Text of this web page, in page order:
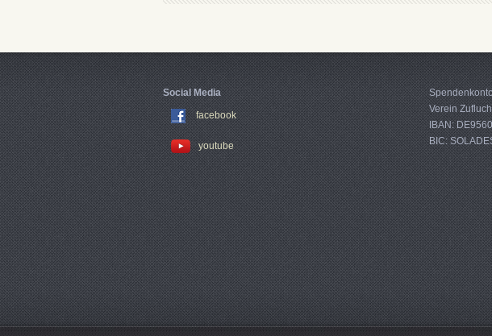
Social Media
facebook
youtube
Verein
IBAN:
BIC: